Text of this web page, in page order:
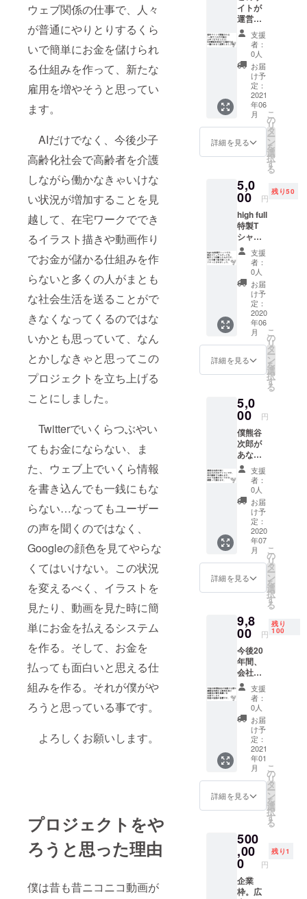
ウェブ関係の仕事で、人々
が普通にやりとりするくら
いで簡単にお金を儲けられ
る仕組みを作って、新たな
雇用を増やそうと思ってい
ます。
AIだけでなく、今後少子
高齢化社会で高齢者を介護
しながら働かなきゃいけな
い状況が増加することを見
越して、在宅ワークででき
るイラスト描きや動画作り
でお金が儲かる仕組みを作
らないと多くの人がまとも
な社会生活を送ることがで
きなくなってくるのではな
いかとも思っていて、なん
とかしなきゃと思ってこの
プロジェクトを立ち上げる
ことにしました。
Twitterでいくらつぶやい
てもお金にならない、ま
た、ウェブ上でいくら情報
を書き込んでも一銭にもな
らない…なってもユーザー
の声を聞くのではなく、
Googleの顔色を見てやらな
くてはいけない。この状況
を変えるべく、イラストを
見たり、動画を見た時に簡
単にお金を払えるシステム
を作る。そして、お金を
払っても面白いと思える仕
組みを作る。それが僕がや
ろうと思っている事です。
よろしくお願いします。
プロジェクトをや
ろうと思った理由
僕は昔も昔ニコニコ動画が
比較画
像を展
示する
企画を
画策し
てお
り、そ
れに
ユー
ザー様
が参加
する権
利 ※こ
が集ま
らな
場合も
地力で
サービ
スを立
ち上げ
る予定
です
が、万
一サー
ビスが
一年持
たな
かった
場合は
ン様に
返金し
ます。
イトが
運営さ
れ始め
てから
一年後
（2021
年6月予
定）、
「ユー
ザーは
一年で
これだ
け成長
した」
始当初
の絵と
一年後
の絵の
比較画
像を展
示する
企画を
画策し
てお
り、そ
れを5年
間毎年
開催す
る予定
なので
それに
参加す
る権利
け予定
日は
2021年
6月と
なって
ます
が、
2022年
6月、
2023年
6月、
2024年
6月、
2025年
6月まで
布する
予定で
支援
者：
0人
お届
け予
定：
2021
年06
月
詳細を見る
こ
の
リ
タ
ー
ン
を
選
択
す
る
5,0
00 円
残り50
high full
特製T
シャツ
（絵は
ビジュ
アル
ボード
を前面
に印刷
したも
ので
す）
（サイ
ズはS、
M、L、
す） ※
備考欄
に希望
するサ
イズを
添えて
下さ
い。
支援
者：
0人
お届
け予
定：
2020
年06
月
詳細を見る
こ
の
リ
タ
ー
ン
を
選
択
す
る
5,0
00 円
僕熊谷
次郎が
あなた
のアイ
コンを
作りま
す。ど
んな媒
体で利
用して
もOKで
す。 ア
イコン
の大き
さは400
ピクセ
ルで
す。 修
正要求
は一回
まで有
効で
す。 ※
備考欄
にアイ
コンの
元にな
る画像
（サイ
ズ自
由、容
量は
て下さ
い。
支援
者：
0人
お届
け予
定：
2020
年07
月
詳細を見る
こ
の
リ
タ
ー
ン
を
選
択
す
る
9,8
00 円
残り
100
今後20
年間、
会社が
続く限
りこの
プロ
ジェク
ト及び
僕、熊
谷次郎
と僕が
作る会
社がど
うなっ
ている
状で報
告しま
す。
（※お届
け予定
日は
支援
者：
0人
お届
け予
定：
2021
年01
月
詳細を見る
こ
の
リ
タ
ー
ン
を
選
択
す
る
500
,00
0 円
残り1
企業
枠。広